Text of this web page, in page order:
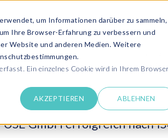
um Informationen darüber zu sammeln,
Ihre Browser-Erfahrung zu verbessern und
Website und anderen Medien. Weitere
Ein einzelnes Cookie wird in Ihrem
AKZEPTIEREN ABLEHNEN
ANGEBOT ANFRAGEN MEDIATHEK
HCM, Datenschutz &
Success
Lernen Sie aus
SIE UNS
USE GmbH erfolgreich nach